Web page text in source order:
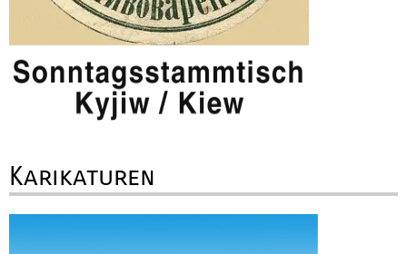
Karikaturen